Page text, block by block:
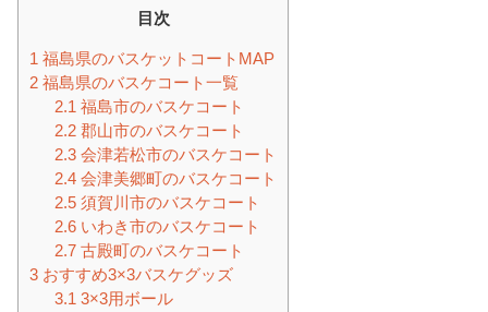
ーフコート、ゲームのできるフルコート） その他備考（予約必要なも
目次
1 福島県のバスケットコートMAP
2 福島県のバスケコート一覧
2.1 福島市のバスケコート
2.2郡山市のバスケコート
2.3会津若松市のバスケコート
2.4会津美郷町のバスケコート
2.5須賀川市のバスケコート
2.6いわき市のバスケコート
2.7古殿町のバスケコート
3 おすすめ3×3バスケグッズ
3.1 3×3用ボール